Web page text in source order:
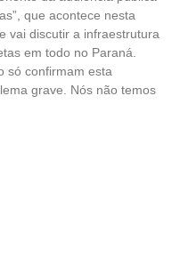
que acontece nesta
vai discutir a infraestrutura
em todo no Paraná.
só confirmam esta
grave. Nós não temos